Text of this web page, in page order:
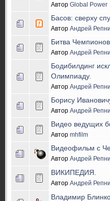
Автор Global Power
Басов: сверху
Автор Андрей
Битва Чемпионов
Автор Андрей
Бодибилдинг
Олимпиаду.
Автор Андрей
Борису
Автор Андрей
Видео ведущих
Автор mhfilm
Видеофильм с
Автор Андрей
ВИКИПЕДИЯ.
Автор Андрей
Владимир